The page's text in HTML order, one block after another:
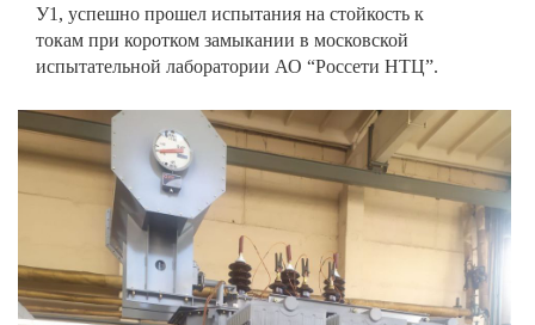
У1, успешно прошел испытания на стойкость к
токам при коротком замыкании в московской
испытательной лаборатории АО “Россети НТЦ”.